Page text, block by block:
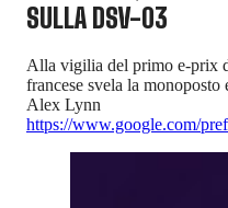
SULLA DSV-03
Alla vigilia del primo e-prix
francese svela la
Alex Lynn
https://www.google.com/